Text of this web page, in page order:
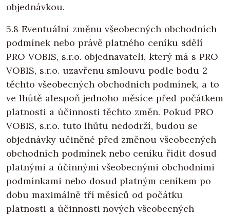
objednávkou.
5.8 Eventuální změnu všeobecných obchodních
podmínek nebo právě platného ceníku sdělí
PRO VOBIS, s.r.o. objednavateli, který má s PRO
VOBIS, s.r.o. uzavřenu smlouvu podle bodu 2
těchto všeobecných obchodních podmínek, a to
ve lhůtě alespoň jednoho měsíce před počátkem
platnosti a účinnosti těchto změn. Pokud PRO
VOBIS, s.r.o. tuto lhůtu nedodrží, budou se
objednávky učiněné před změnou všeobecných
obchodních podmínek nebo ceníku řídit dosud
platnými a účinnými všeobecnými obchodními
podmínkami nebo dosud platným ceníkem po
dobu maximálně tří měsíců od počátku
platnosti a účinnosti nových všeobecných